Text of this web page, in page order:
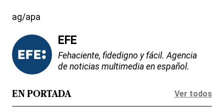
ag/apa
EFE
Fehaciente, fidedigno y fácil. Agencia
de noticias multimedia en español.
EN PORTADA Ver todos